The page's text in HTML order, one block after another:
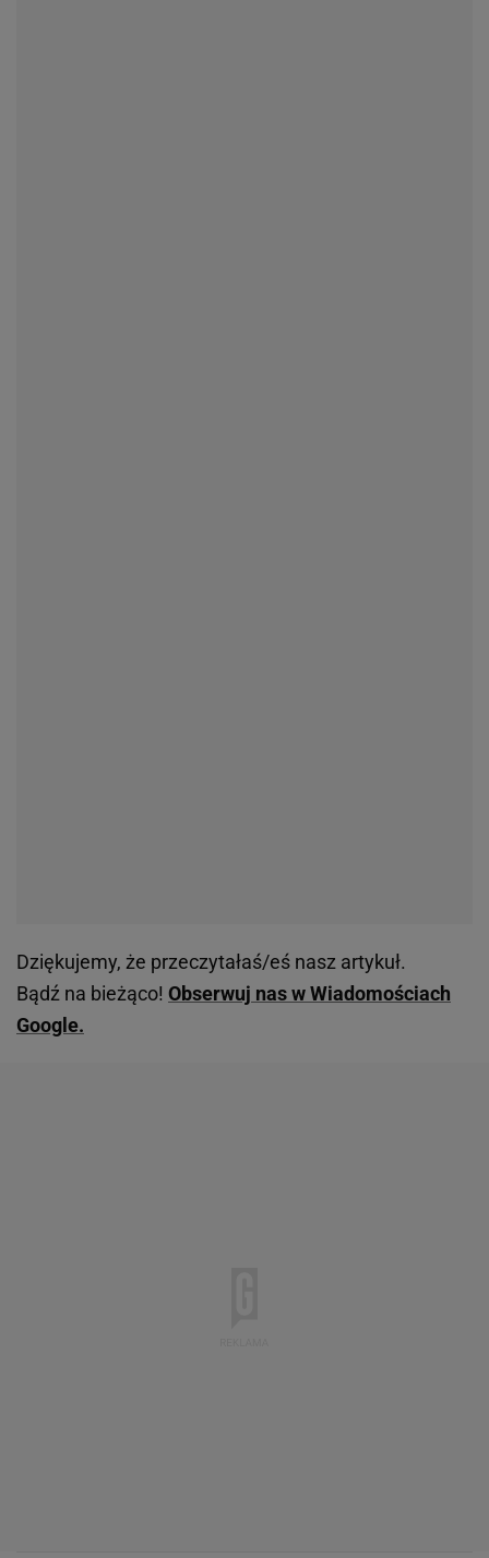
Dziękujemy, że przeczytałaś/eś nasz artykuł.
Bądź na bieżąco! Obserwuj nas w Wiadomościach
Google.